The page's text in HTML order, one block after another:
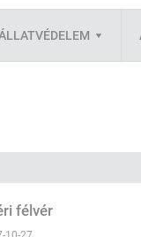
félvér